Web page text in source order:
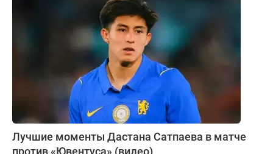
Лучшие моменты Дастана Сатпаева в матче
против «Ювентуса» (видео)